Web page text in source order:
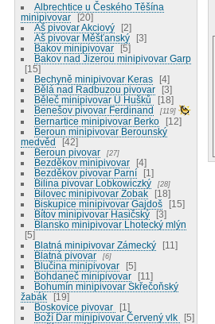
Albrechtice u Českého Těšína
minipivovar
20
Aš pivovar Akciový
2
Aš pivovar Měšťanský
3
Bakov minipivovar
5
Bakov nad Jizerou minipivovar Garp
15
Bechyně minipivovar Keras
4
Bělá nad Radbuzou pivovar
3
Běleč minipivovar U Hušků
18
Benešov pivovar Ferdinand
119
Bernartice minipivovar Berko
12
Beroun minipivovar Berounský
medvěd
42
Beroun pivovar
27
Bezděkov minipivovar
4
Bezděkov pivovar Parní
1
Bilina pivovar Lobkowiczký
28
Bilovec minipivovar Zobak
18
Biskupice minipivovar Gajdoš
15
Bítov minipivovar Hasičský
3
Blansko minipivovar Lhotecký mlýn
5
Blatná minipivovar Zámecký
11
Blatná pivovar
6
Blučina minipivovar
5
Bohdaneč minipivovar
11
Bohumín minipivovar Skřečoňský
žabák
19
Boskovice pivovar
1
Boží Dar minipivovar Červený vlk
5